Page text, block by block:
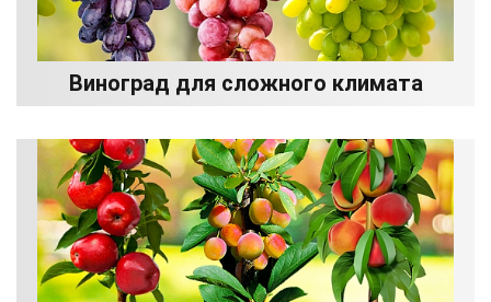
Виноград для сложного климата